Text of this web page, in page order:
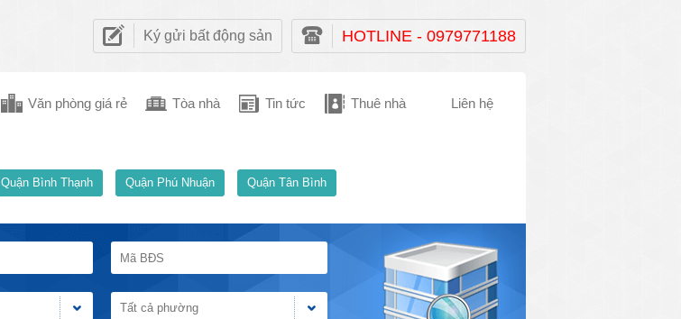
Ký gửi bất động sản HOTLINE - 0979771188
Văn phòng giá rẻ Tòa nhà Tin tức Thuê nhà Liên hệ
Quận Bình Thạnh Quận Phú Nhuận Quận Tân Bình
Tất cả phường